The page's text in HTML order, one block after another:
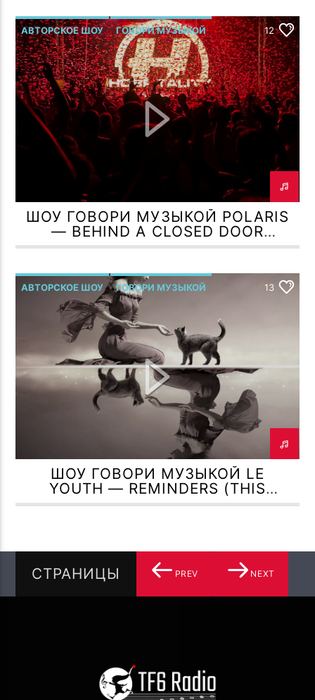
АВТОРСКОЕ ШОУ ГОВОРИ МУЗЫКОЙ
Р.МЕЛЬМОНТ
12
ШОУ ГОВОРИ МУЗЫКОЙ POLARIS
— BEHIND A CLOSED DOOR
(HOSPITAL RECORDS )
АВТОРСКОЕ ШОУ ГОВОРИ МУЗЫКОЙ
Р.МЕЛЬМОНТ
13
ШОУ ГОВОРИ МУЗЫКОЙ LE
YOUTH — REMINDERS (THIS
NEVER HAPPENED)
СТРАНИЦЫ PREV NEXT